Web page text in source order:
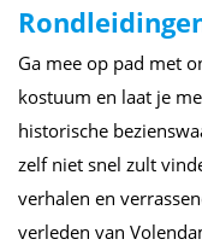
Ga mee op pad met
kostuum en laat je
historische
zelf niet snel zult
verhalen en
verleden van